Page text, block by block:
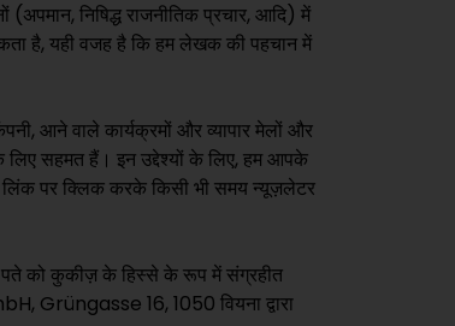
निषिद्ध राजनीतिक प्रचार, आदि) में
है, यही वजह है कि हम लेखक की पहचान में
आने वाले कार्यक्रमों और व्यापार मेलों और
सहमत हैं। इन उद्देश्यों के लिए, हम आपके
पर क्लिक करके किसी भी समय न्यूज़लेटर
को कुकीज़ के हिस्से के रूप में संग्रहीत
Grüngasse 16, 1050 वियना द्वारा